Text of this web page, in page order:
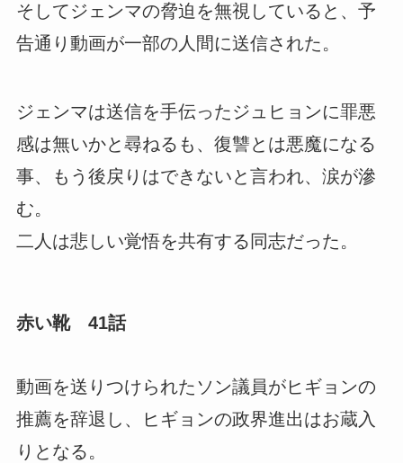
そしてジェンマの脅迫を無視していると、予
告通り動画が一部の人間に送信された。
ジェンマは送信を手伝ったジュヒョンに罪悪
感は無いかと尋ねるも、復讐とは悪魔になる
事、もう後戻りはできないと言われ、涙が滲
む。
二人は悲しい覚悟を共有する同志だった。
赤い靴 41話
動画を送りつけられたソン議員がヒギョンの
推薦を辞退し、ヒギョンの政界進出はお蔵入
りとなる。